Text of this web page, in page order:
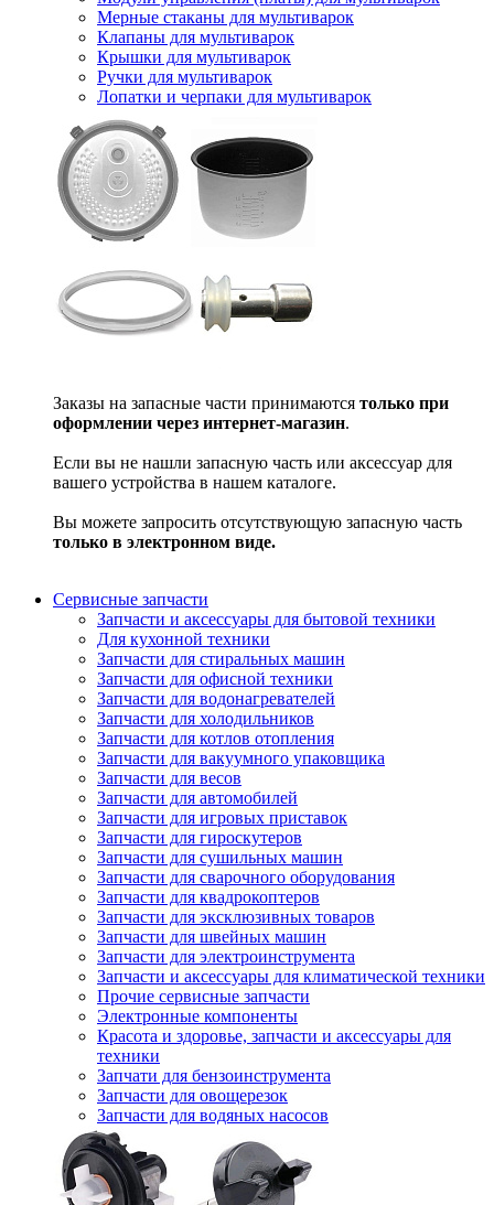
Мерные стаканы для мультиварок
Клапаны для мультиварок
Крышки для мультиварок
Ручки для мультиварок
Лопатки и черпаки для мультиварок
Заказы на запасные части принимаются только при
оформлении через интернет-магазин.
Если вы не нашли запасную часть или аксессуар для
вашего устройства в нашем каталоге.
Вы можете запросить отсутствующую запасную часть
только в электронном виде.
Сервисные запчасти
Запчасти и аксессуары для бытовой техники
Для кухонной техники
Запчасти для стиральных машин
Запчасти для офисной техники
Запчасти для водонагревателей
Запчасти для холодильников
Запчасти для котлов отопления
Запчасти для вакуумного упаковщика
Запчасти для весов
Запчасти для автомобилей
Запчасти для игровых приставок
Запчасти для гироскутеров
Запчасти для сушильных машин
Запчасти для сварочного оборудования
Запчасти для квадрокоптеров
Запчасти для эксклюзивных товаров
Запчасти для швейных машин
Запчасти для электроинструмента
Запчасти и аксессуары для климатической техники
Прочие сервисные запчасти
Электронные компоненты
Красота и здоровье, запчасти и аксессуары для
техники
Запчати для бензоинструмента
Запчасти для овощерезок
Запчасти для водяных насосов